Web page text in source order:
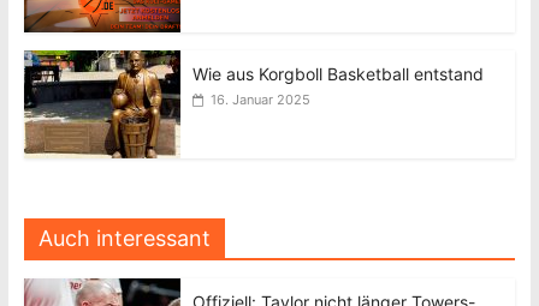
Wie aus Korgboll Basketball entstand
16. Januar 2025
Auch interessant
Offiziell: Taylor nicht länger Towers-